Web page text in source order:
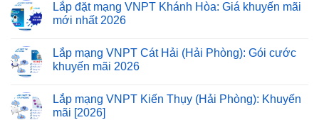
Lắp đặt mạng VNPT Khánh Hòa: Giá khuyến mãi
mới nhất 2026
Lắp mạng VNPT Cát Hải (Hải Phòng): Gói cước
khuyến mãi 2026
Lắp mạng VNPT Kiến Thụy (Hải Phòng): Khuyến
mãi [2026]